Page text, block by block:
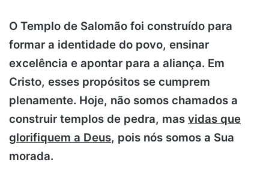
O Templo de Salomão foi construído para
formar a identidade do povo, ensinar
excelência e apontar para a aliança. Em
Cristo, esses propósitos se cumprem
plenamente. Hoje, não somos chamados a
construir templos de pedra, mas vidas que
glorifiquem a Deus, pois nós somos a Sua
morada.